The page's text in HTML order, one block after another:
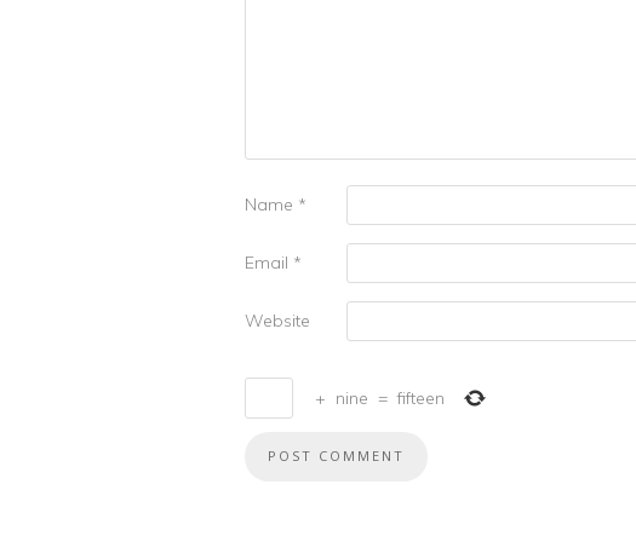
Name *
Email *
Website
+ nine = fifteen